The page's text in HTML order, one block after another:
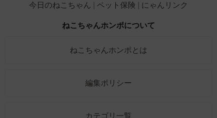
今日のねこちゃん
ペット保険 にゃんリンク
ねこちゃんホンポについて
ねこちゃんホンポとは
編集ポリシー
カテゴリ一覧